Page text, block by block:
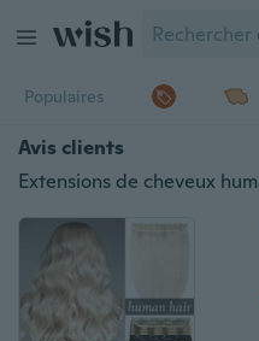
Populaires
Avis clients